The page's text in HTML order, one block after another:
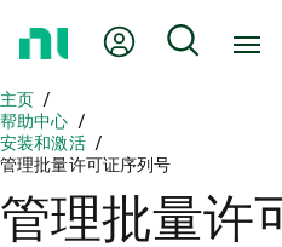
页
我的账户 搜索
主页
帮助中心
安装和激活
管理批量许可证序列号
管理批量许